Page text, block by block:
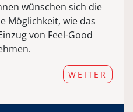
wünschen sich die
Möglichkeit, wie das
von Feel-Good
WEITER